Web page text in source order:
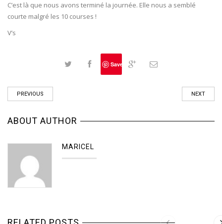
C’est là que nous avons terminé la journée. Elle nous a semblé
courte malgré les 10 courses !
V’s
Save
PREVIOUS NEXT
ABOUT AUTHOR
MARICEL